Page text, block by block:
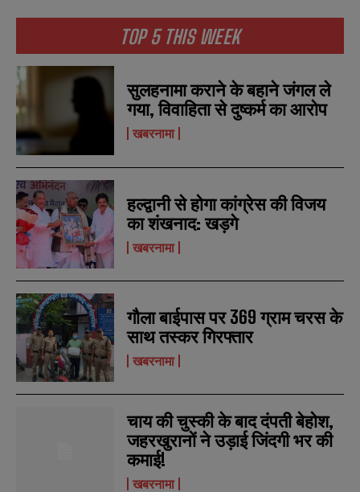
TOP 5 THIS WEEK
सुलहनामा कराने के बहाने जंगल ले
गया, विवाहिता से दुष्कर्म का आरोप
खबरनामा
हल्द्वानी से होगा कांग्रेस की विजय
का शंखनाद: खड़गे
खबरनामा
गौला बाईपास पर 369 ग्राम चरस के
साथ तस्कर गिरफ्तार
खबरनामा
चाय की चुस्की के बाद दंपती बेहोश,
जहरखुरानों ने उड़ाई जिंदगी भर की
कमाई!
खबरनामा